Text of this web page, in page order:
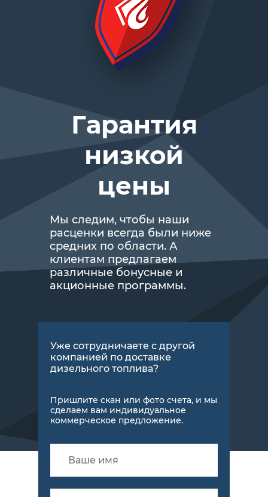
Гарантия
низкой
цены
Мы следим, чтобы наши
расценки всегда были ниже
средних по области. А
клиентам предлагаем
различные бонусные и
акционные программы.
Уже сотрудничаете с другой
компанией по доставке
дизельного топлива?
Пришлите скан или фото счета, и мы
сделаем вам индивидуальное
коммерческое предложение.